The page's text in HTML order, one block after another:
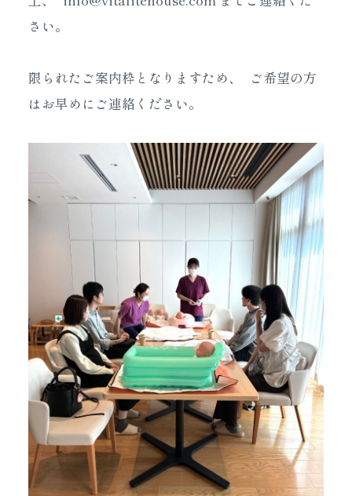
さい。
限られたご案内枠となりますため、 ご希望の方
はお早めにご連絡ください。